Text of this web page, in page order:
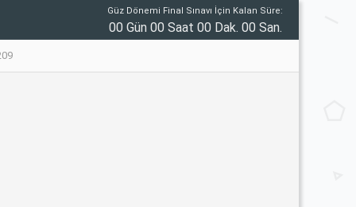
Güz Dönemi Final Sınavı İçin Kalan Süre:
00 Gün 00 Saat 00 Dak. 00 San.